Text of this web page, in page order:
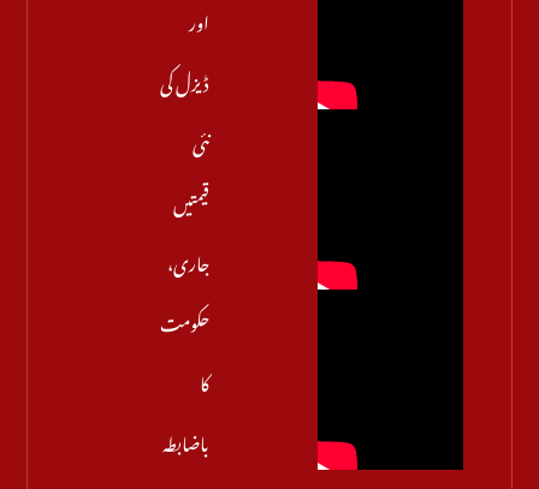
اور
ڈیزل کی
نئی
قیمتیں
جاری،
حکومت
کا
باضابطہ